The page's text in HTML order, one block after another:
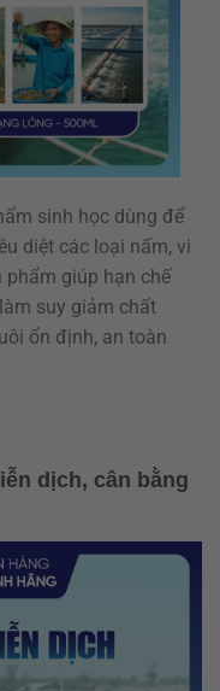
sinh học dùng để
diệt các loại nấm, vi
phẩm giúp hạn chế
suy giảm chất
ổn định, an toàn
dịch, cân bằng